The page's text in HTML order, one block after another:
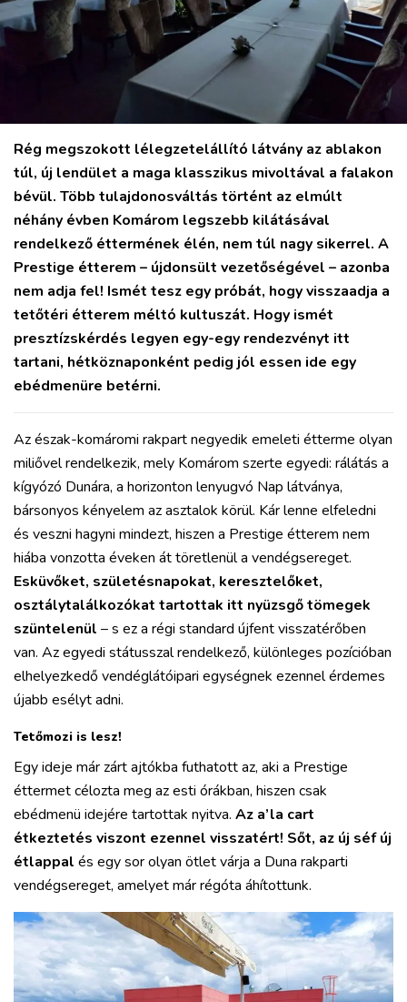
MIX
Rég megszokott lélegzetelállító látvány az ablakon
túl, új lendület a maga klasszikus mivoltával a falakon
bévül. Több tulajdonosváltás történt az elmúlt
néhány évben Komárom legszebb kilátásával
rendelkező éttermének élén, nem túl nagy sikerrel. A
Prestige étterem – újdonsült vezetőségével – azonba
nem adja fel! Ismét tesz egy próbát, hogy visszaadja a
tetőtéri étterem méltó kultuszát. Hogy ismét
presztízskérdés legyen egy-egy rendezvényt itt
tartani, hétköznaponként pedig jól essen ide egy
ebédmenüre betérni.
Az észak-komáromi rakpart negyedik emeleti étterme olyan
miliővel rendelkezik, mely Komárom szerte egyedi: rálátás a
kígyózó Dunára, a horizonton lenyugvó Nap látványa,
bársonyos kényelem az asztalok körül. Kár lenne elfeledni
és veszni hagyni mindezt, hiszen a Prestige étterem nem
hiába vonzotta éveken át töretlenül a vendégsereget.
Esküvőket, születésnapokat, keresztelőket,
osztálytalálkozókat tartottak itt nyüzsgő tömegek
szüntelenül – s ez a régi standard újfent visszatérőben
van. Az egyedi státusszal rendelkező, különleges pozícióban
elhelyezkedő vendéglátóipari egységnek ezennel érdemes
újabb esélyt adni.
Tetőmozi is lesz!
Egy ideje már zárt ajtókba futhatott az, aki a Prestige
éttermet célozta meg az esti órákban, hiszen csak
ebédmenü idejére tartottak nyitva. Az a’la cart
étkeztetés viszont ezennel visszatért! Sőt, az új séf új
étlappal és egy sor olyan ötlet várja a Duna rakparti
vendégsereget, amelyet már régóta áhítottunk.